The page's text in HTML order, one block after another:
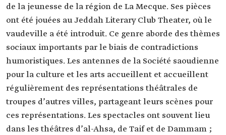
de la jeunesse de la région de La Mecque. Ses pièces
ont été jouées au Jeddah Literary Club Theater, où le
vaudeville a été introduit. Ce genre aborde des thèmes
sociaux importants par le biais de contradictions
humoristiques. Les antennes de la Société saoudienne
pour la culture et les arts accueillent et accueillent
régulièrement des représentations théâtrales de
troupes d’autres villes, partageant leurs scènes pour
ces représentations. Les spectacles ont souvent lieu
dans les théâtres d’al-Ahsa, de Taif et de Dammam ;